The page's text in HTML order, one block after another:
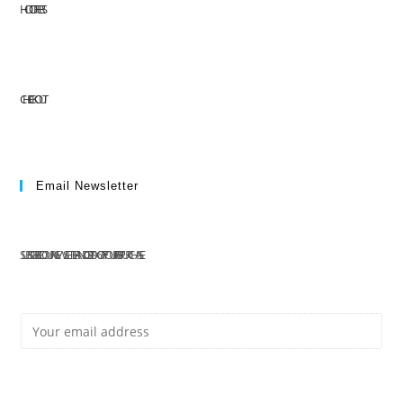
HOT OFFERS
CHECKOUT
Email Newsletter
SUBSCRIBE TO OUR NEWSLETTER AND GET 10% OFF YOUR FIRST PURCHASE